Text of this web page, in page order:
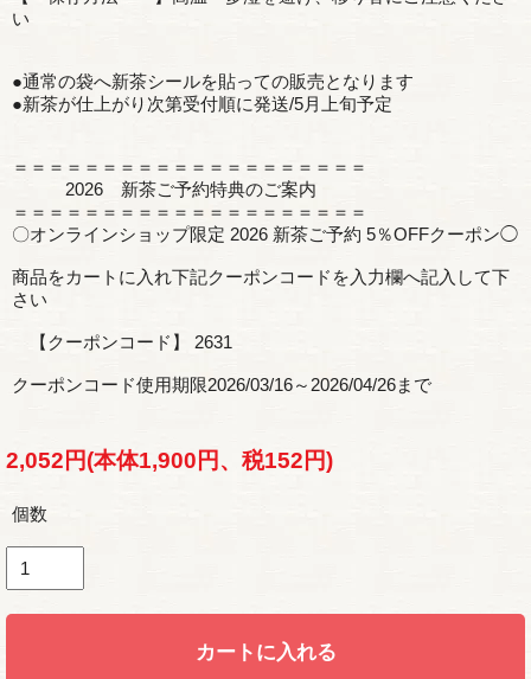
い
●通常の袋へ新茶シールを貼っての販売となります
●新茶が仕上がり次第受付順に発送/5月上旬予定
＝＝＝＝＝＝＝＝＝＝＝＝＝＝＝＝＝＝＝＝
2026 新茶ご予約特典のご案内
＝＝＝＝＝＝＝＝＝＝＝＝＝＝＝＝＝＝＝＝
〇オンラインショップ限定 2026 新茶ご予約 5％OFFクーポン◯
商品をカートに入れ下記クーポンコードを入力欄へ記入して下
さい
【クーポンコード】 2631
クーポンコード使用期限2026/03/16～2026/04/26まで
2,052円(本体1,900円、税152円)
個数
カートに入れる